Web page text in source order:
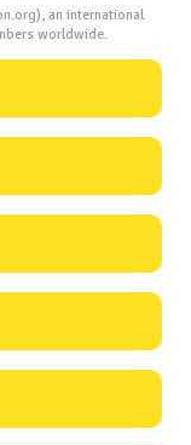
an international
worldwide.